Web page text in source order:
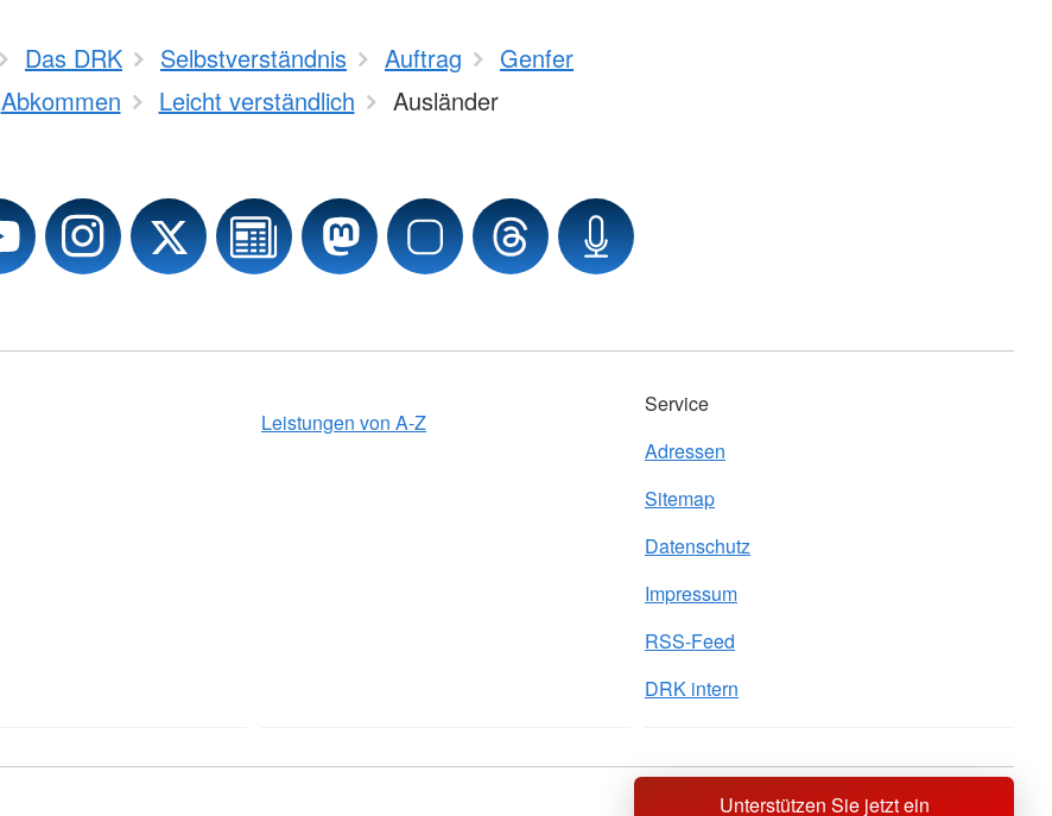
Unterstützen Sie jetzt ein
Das DRK Selbstverständnis Auftrag
Genfer
Abkommen
Leicht verständlich Ausländer
Leistungen von A-Z
Service
Adressen
Sitemap
Datenschutz
Impressum
RSS-Feed
DRK intern
Sprache wechseln zu